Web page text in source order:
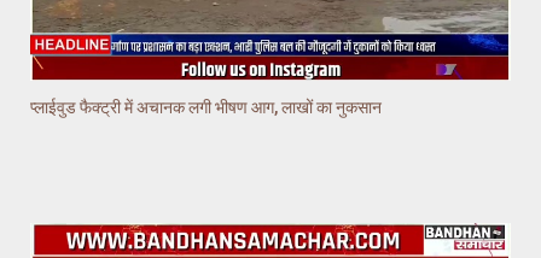
प्लाईवुड फैक्ट्री में अचानक लगी भीषण आग, लाखों का नुकसान